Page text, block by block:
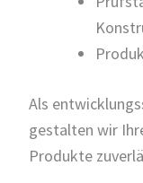
Als
gestalten wir
Produkte